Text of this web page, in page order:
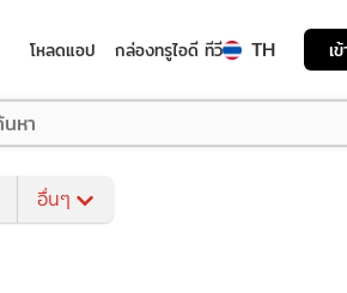
โหลดแอป กล่องทรูไอดี ทีวี TH เ
อื่นๆ